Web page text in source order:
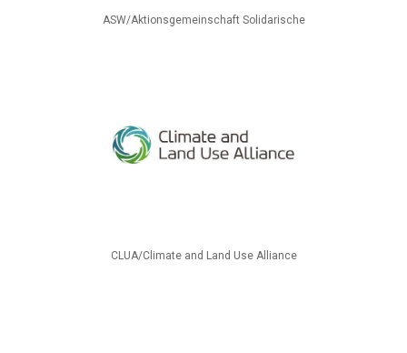
ASW/Aktionsgemeinschaft Solidarische
CLUA/Climate and Land Use Alliance